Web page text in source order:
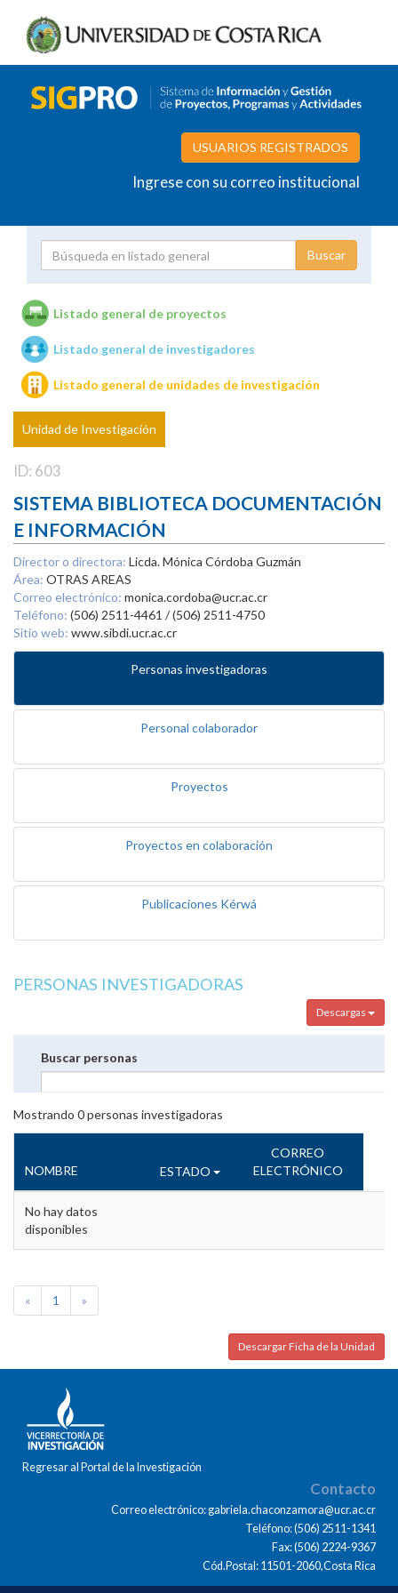
USUARIOS REGISTRADOS
Ingrese con su correo institucional
Unidades de investigación
Listado general de proyectos
Listado general de investigadores
Listado general de unidades de investigación
Unidad de Investigación
ID: 603
SISTEMA BIBLIOTECA DOCUMENTACIÓN
E INFORMACIÓN
Director o directora: Licda. Mónica Córdoba Guzmán
Área: OTRAS AREAS
Correo electrónico: monica.cordoba@ucr.ac.cr
Teléfono: (506) 2511-4461 / (506) 2511-4750
Sitio web: www.sibdi.ucr.ac.cr
Personas investigadoras
Personal colaborador
Proyectos
Proyectos en colaboración
Publicaciones Kérwá
PERSONAS INVESTIGADORAS
Descargas
Buscar personas
Mostrando 0personas investigadoras
NOMBRE ESTADO
CORREO
ELECTRÓNICO
No hay datos
disponibles
« 1 »
Descargar Ficha de la Unidad
Regresar al Portal de la Investigación
Contacto
Correo electrónico: gabriela.chaconzamora@ucr.ac.cr
Teléfono: (506) 2511-1341
Fax: (506) 2224-9367
Cód.Postal: 11501-2060,Costa Rica